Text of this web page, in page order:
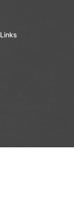
Links